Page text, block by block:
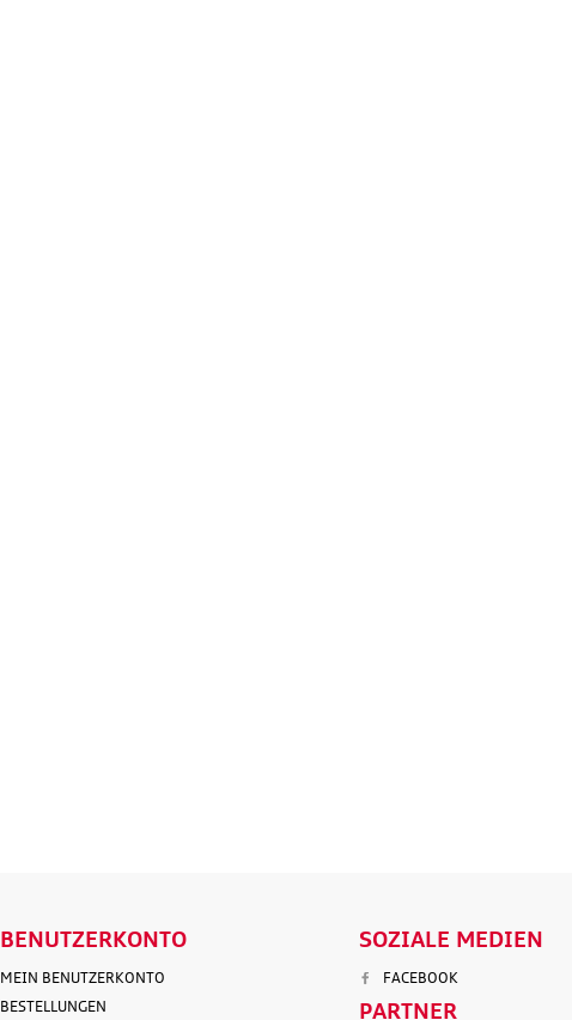
BENUTZERKONTO
MEIN BENUTZERKONTO
BESTELLUNGEN
SOZIALE MEDIEN
FACEBOOK
PARTNER